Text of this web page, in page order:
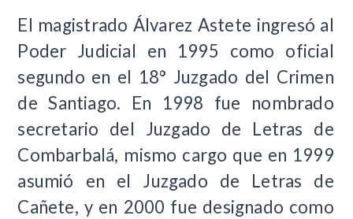
El magistrado Álvarez Astete ingresó al
Poder Judicial en 1995 como oficial
segundo en el 18° Juzgado del Crimen
de Santiago. En 1998 fue nombrado
secretario del Juzgado de Letras de
Combarbalá, mismo cargo que en 1999
asumió en el Juzgado de Letras de
Cañete, y en 2000 fue designado como